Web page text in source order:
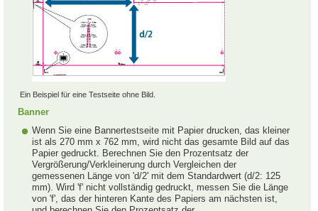
Ein Beispiel für eine Testseite ohne Bild.
Banner
Wenn Sie eine Bannertestseite mit Papier drucken, das kleiner
ist als 270 mm x 762 mm, wird nicht das gesamte Bild auf das
Papier gedruckt. Berechnen Sie den Prozentsatz der
Vergrößerung/Verkleinerung durch Vergleichen der
gemessenen Länge von 'd/2' mit dem Standardwert (d/2: 125
mm). Wird 'f' nicht vollständig gedruckt, messen Sie die Länge
von 'f', das der hinteren Kante des Papiers am nächsten ist,